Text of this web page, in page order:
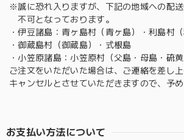
※誠に恐れ入りますが、下記の地域への配
不可となっております。
・伊豆諸島：青ヶ島村（青ヶ島）・利島村（
・御蔵島村（御蔵島）・式根島
・小笠原諸島：小笠原村（父島・母島・硫
ご注文をいただいた場合は、ご連絡を差し
キャンセルとさせていただきますので、予め
お支払い方法について